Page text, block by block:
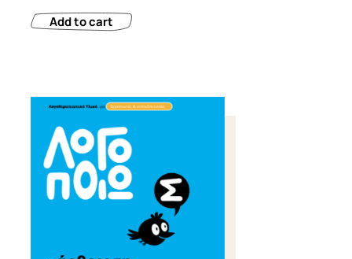
Add to cart